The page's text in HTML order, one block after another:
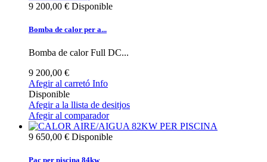
9 200,00 € Disponible
Bomba de calor per a...
Bomba de calor Full DC...
9 200,00 €
Afegir al carretó Info
Disponible
Afegir a la llista de desitjos
Afegir al comparador
9 650,00 € Disponible
Pac per piscina 84kw